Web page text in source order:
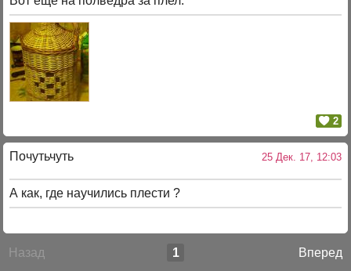
2
Почутьчуть 25 Дек. 17, 12:03
А как, где научились плести ?
Назад Вперед
1